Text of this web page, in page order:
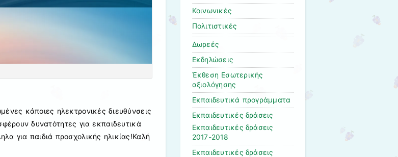
κάποιες ηλεκτρονικές διευθύνσεις
δυνατότητες για εκπαιδευτικά
για παιδιά προσχολικής ηλικίας!Καλή
Κοινωνικές
Πολιτιστικές
Δωρεές
Εκδηλώσεις
Έκθεση Εσωτερικής
αξιολόγησης
Εκπαιδευτικά προγράμματα
Εκπαιδευτικές δράσεις
Εκπαιδευτικές δράσεις
2017-2018
Εκπαιδευτικές δράσεις